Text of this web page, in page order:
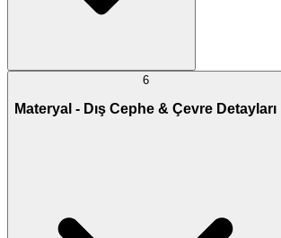
6
Materyal - Dış Cephe & Çevre Detayları